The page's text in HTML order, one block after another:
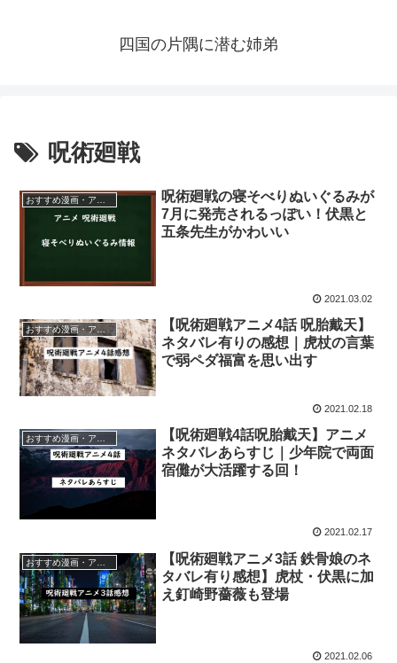
四国の片隅に潜む姉弟
呪術廻戦
呪術廻戦の寝そべりぬいぐるみが
7月に発売されるっぽい！伏黒と
五条先生がかわいい
2021.03.02
【呪術廻戦アニメ4話 呪胎戴天】
ネタバレ有りの感想｜虎杖の言葉
で弱ペダ福富を思い出す
2021.02.18
おすすめ漫画・アニメ
【呪術廻戦4話呪胎戴天】アニメ
ネタバレあらすじ｜少年院で両面
宿儺が大活躍する回！
2021.02.17
【呪術廻戦アニメ3話 鉄骨娘のネ
タバレ有り感想】虎杖・伏黒に加
え釘崎野薔薇も登場
2021.02.06